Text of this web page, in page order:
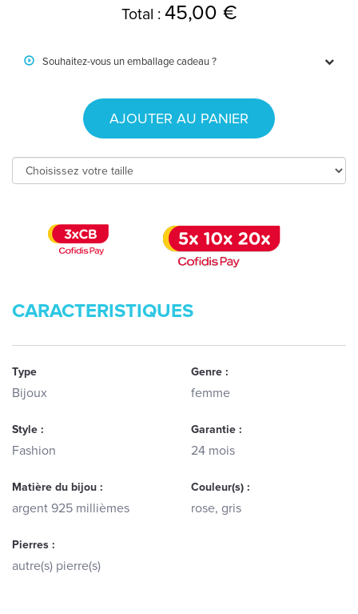
Total : 45,00 €
Souhaitez-vous un emballage cadeau ?
AJOUTER AU PANIER
CARACTERISTIQUES
Type
Bijoux
Genre :
femme
Style :
Fashion
Garantie :
24 mois
Matière du bijou :
argent 925 millièmes
Couleur(s) :
rose, gris
Pierres :
autre(s) pierre(s)